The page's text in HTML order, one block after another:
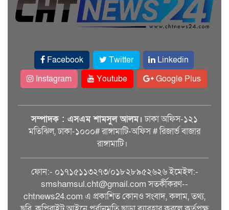
Facebook Twitter
Linkedin
Instagram
Youtube Google Plus
সম্পাদক : এসএম শামসুল আলম। ঢাকা অফিস-১২১
মতিঝিল, ঢাকা-১০০০# রাঙ্গামাটি-অফিস # রিজার্ভ বাজার
রাঙ্গামাটি।
ফোন:- ০১৭১৫১১৩২৭৩/০১৮২৮৯৫২৬২৬ ইমেইল:-
smshamsul.cht@gmail.com সতর্কীকরণ--
chtnews24.com এ প্রকাশিত কোনও সংবাদ, কলাম, তথ্য,